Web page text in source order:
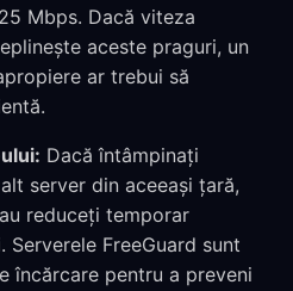
Mbps. Dacă viteza
aceste praguri, un
ar trebui să
Dacă întâmpinați
server din aceeași țară,
reduceți temporar
FreeGuard sunt
încărcare pentru a preveni